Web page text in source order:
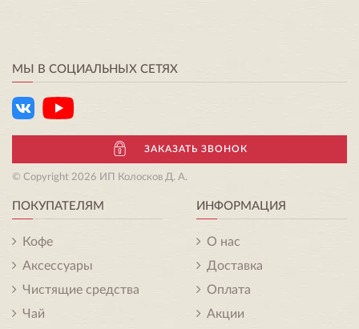
МЫ В СОЦИАЛЬНЫХ СЕТЯХ
ЗАКАЗАТЬ ЗВОНОК
© Copyright 2026 ИП Колосков Д. А.
ПОКУПАТЕЛЯМ
Кофе
Аксессуары
Чистящие средства
Чай
ИНФОРМАЦИЯ
О нас
Доставка
Оплата
Акции